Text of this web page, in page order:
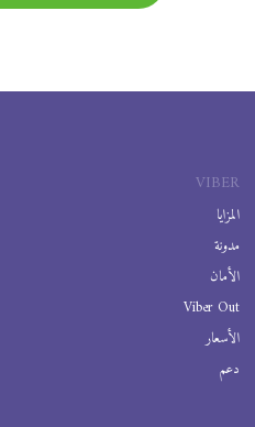
VIBER
المزايا
مدونة
الأمان
Viber Out
الأسعار
دعم